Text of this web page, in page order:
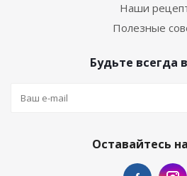
Наши
Полезные
Будьте всегда
Оставайтесь